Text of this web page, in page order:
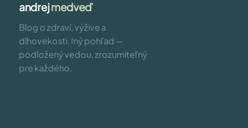
andrejmedveď
Blog o zdraví, výžive a
dlhovekosti. Iný pohľad —
podložený vedou, zrozumiteľný
pre každého.